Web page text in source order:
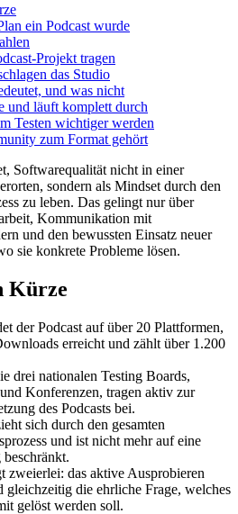
ein Podcast wurde
Projekt tragen
das Studio
und was nicht
und läuft komplett durch
Testen wichtiger werden
zum Format gehört
Softwarequalität nicht in einer
sondern als Mindset durch den
zu leben. Das gelingt nur über
Kommunikation mit
und den bewussten Einsatz neuer
sie konkrete Probleme lösen.
Kürze
der Podcast auf über 20 Plattformen,
erreicht und zählt über 1.200
drei nationalen Testing Boards,
Konferenzen, tragen aktiv zur
des Podcasts bei.
sich durch den gesamten
und ist nicht mehr auf eine
zweierlei: das aktive Ausprobieren
gleichzeitig die ehrliche Frage, welches
gelöst werden soll.